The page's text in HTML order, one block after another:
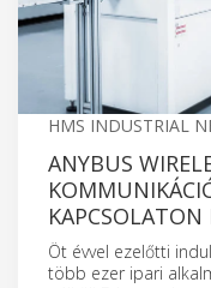
HMS INDUSTRIAL
ANYBUS
KAPCSOLATON
Öt évvel ezelőtti
több ezer ipari